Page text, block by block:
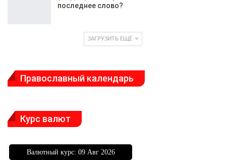
последнее слово?
ЗАГРУЗИТЬ ЕЩЁ
Православный календарь
Курс валют
Bалютный курс: 09 Авг 2026